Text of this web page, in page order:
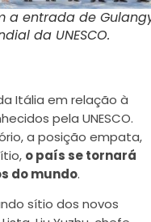
a entrada de
da UNESCO.
Itália em relação à
pela UNESCO.
a posição empata,
o país se tornará
do mundo.
sítio dos novos